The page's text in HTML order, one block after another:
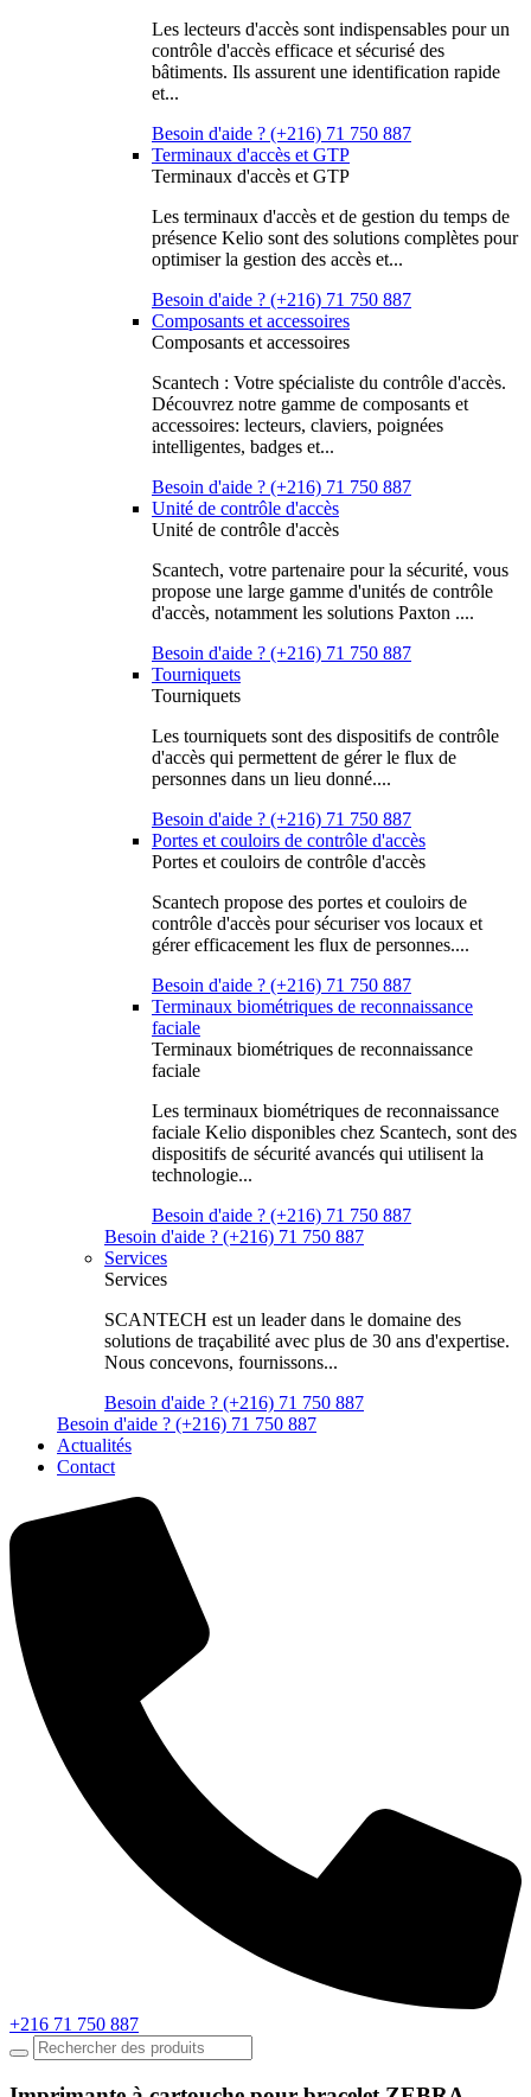
Les lecteurs d'accès sont indispensables pour un
contrôle d'accès efficace et sécurisé des
bâtiments. Ils assurent une identification rapide
et...
Besoin d'aide ? (+216) 71 750 887
Terminaux d'accès et GTP
Terminaux d'accès et GTP
Les terminaux d'accès et de gestion du temps de
présence Kelio sont des solutions complètes pour
optimiser la gestion des accès et...
Besoin d'aide ? (+216) 71 750 887
Composants et accessoires
Composants et accessoires
Scantech : Votre spécialiste du contrôle d'accès.
Découvrez notre gamme de composants et
accessoires: lecteurs, claviers, poignées
intelligentes, badges et...
Besoin d'aide ? (+216) 71 750 887
Unité de contrôle d'accès
Unité de contrôle d'accès
Scantech, votre partenaire pour la sécurité, vous
propose une large gamme d'unités de contrôle
d'accès, notamment les solutions Paxton ....
Besoin d'aide ? (+216) 71 750 887
Tourniquets
Tourniquets
Les tourniquets sont des dispositifs de contrôle
d'accès qui permettent de gérer le flux de
personnes dans un lieu donné....
Besoin d'aide ? (+216) 71 750 887
Portes et couloirs de contrôle d'accès
Portes et couloirs de contrôle d'accès
Scantech propose des portes et couloirs de
contrôle d'accès pour sécuriser vos locaux et
gérer efficacement les flux de personnes....
Besoin d'aide ? (+216) 71 750 887
Terminaux biométriques de reconnaissance
faciale
Terminaux biométriques de reconnaissance
faciale
Les terminaux biométriques de reconnaissance
faciale Kelio disponibles chez Scantech, sont des
dispositifs de sécurité avancés qui utilisent la
technologie...
Besoin d'aide ? (+216) 71 750 887
Besoin d'aide ? (+216) 71 750 887
Services
Services
SCANTECH est un leader dans le domaine des
solutions de traçabilité avec plus de 30 ans d'expertise.
Nous concevons, fournissons...
Besoin d'aide ? (+216) 71 750 887
Besoin d'aide ? (+216) 71 750 887
Actualités
Contact
+216 71 750 887